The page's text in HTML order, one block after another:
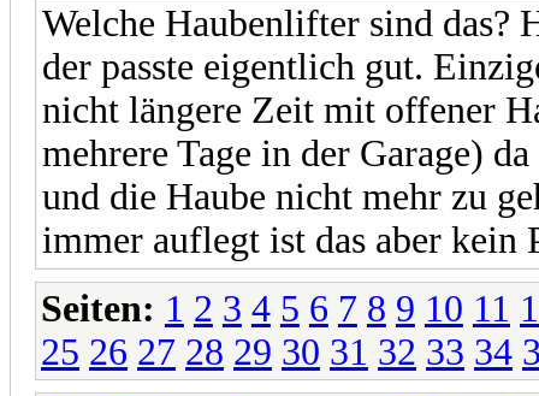
Welche Haubenlifter sind das?
der passte eigentlich gut.
nicht längere Zeit mit offener
mehrere Tage in der Garage)
und die Haube nicht mehr zu
immer auflegt ist das aber kein
Seiten: 1 2 3 4 5 6 7 8 9 10 11
25 26 27 28 29 30 31 32 33 34